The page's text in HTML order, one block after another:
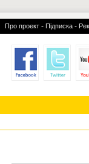
Про проект - Підписка -
УСІ